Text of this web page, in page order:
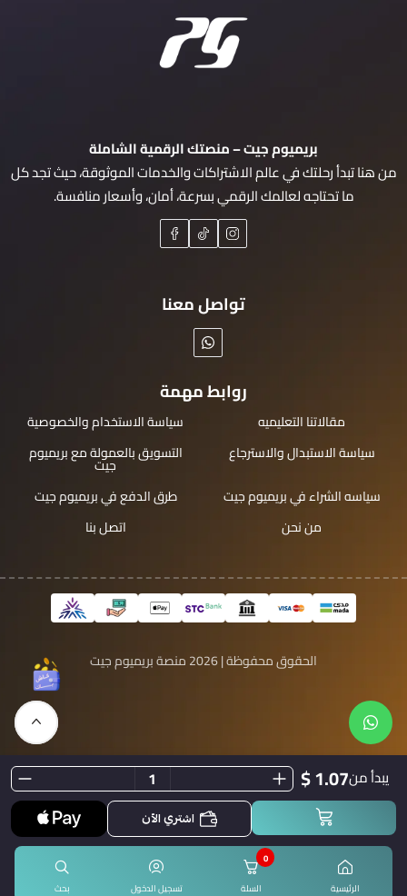
يبدأ من1.07 $
اشتري الآن
بريميوم جيت – منصتك الرقمية الشاملة
من هنا تبدأ رحلتك في عالم الاشتراكات والخدمات الموثوقة، حيث تجد كل
ما تحتاجه لعالمك الرقمي بسرعة، أمان، وأسعار منافسة.
تواصل معنا
روابط مهمة
مقالاتنا التعليميه
سياسة الاستخدام والخصوصية
سياسة الاستبدال والاسترجاع
التسويق بالعمولة مع بريميوم
جيت
سياسه الشراء في بريميوم جيت
طرق الدفع في بريميوم جيت
من نحن
اتصل بنا
الحقوق محفوظة | 2026 منصة بريميوم جيت
الرئيسية
0
السلة
تسجيل الدخول بحث